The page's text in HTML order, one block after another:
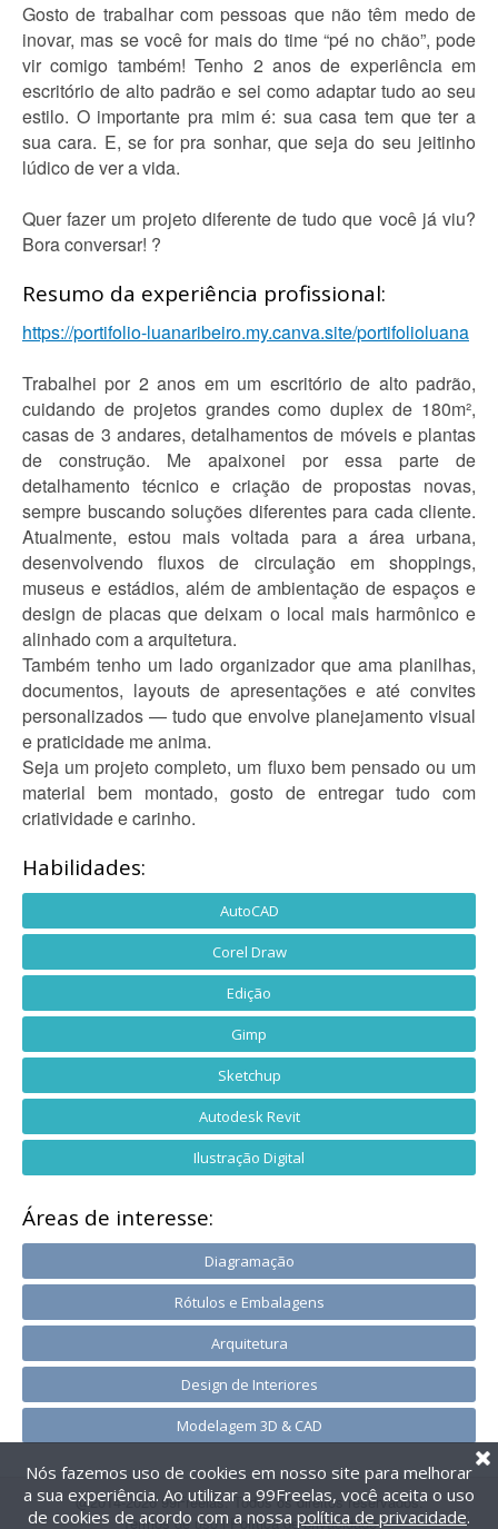
Gosto de trabalhar com pessoas que não têm medo de
inovar, mas se você for mais do time “pé no chão”, pode
vir comigo também! Tenho 2 anos de experiência em
escritório de alto padrão e sei como adaptar tudo ao seu
estilo. O importante pra mim é: sua casa tem que ter a
sua cara. E, se for pra sonhar, que seja do seu jeitinho
lúdico de ver a vida.
Quer fazer um projeto diferente de tudo que você já viu?
Bora conversar! ?
Resumo da experiência profissional:
https://portifolio-luanaribeiro.my.canva.site/portifolioluana
Trabalhei por 2 anos em um escritório de alto padrão,
cuidando de projetos grandes como duplex de 180m²,
casas de 3 andares, detalhamentos de móveis e plantas
de construção. Me apaixonei por essa parte de
detalhamento técnico e criação de propostas novas,
sempre buscando soluções diferentes para cada cliente.
Atualmente, estou mais voltada para a área urbana,
desenvolvendo fluxos de circulação em shoppings,
museus e estádios, além de ambientação de espaços e
design de placas que deixam o local mais harmônico e
alinhado com a arquitetura.
Também tenho um lado organizador que ama planilhas,
documentos, layouts de apresentações e até convites
personalizados — tudo que envolve planejamento visual
e praticidade me anima.
Seja um projeto completo, um fluxo bem pensado ou um
material bem montado, gosto de entregar tudo com
criatividade e carinho.
Habilidades:
AutoCAD
Corel Draw
Edição
Gimp
Sketchup
Autodesk Revit
Ilustração Digital
Áreas de interesse:
Diagramação
Rótulos e Embalagens
Arquitetura
Design de Interiores
Modelagem 3D & CAD
@2014-2026 99Freelas. Todos os direitos reservados.
Termos de uso| Política de privacidade
Nós fazemos uso de cookies em nosso site para melhorar
a sua experiência. Ao utilizar a 99Freelas, você aceita o uso
de cookies de acordo com a nossa política de privacidade.